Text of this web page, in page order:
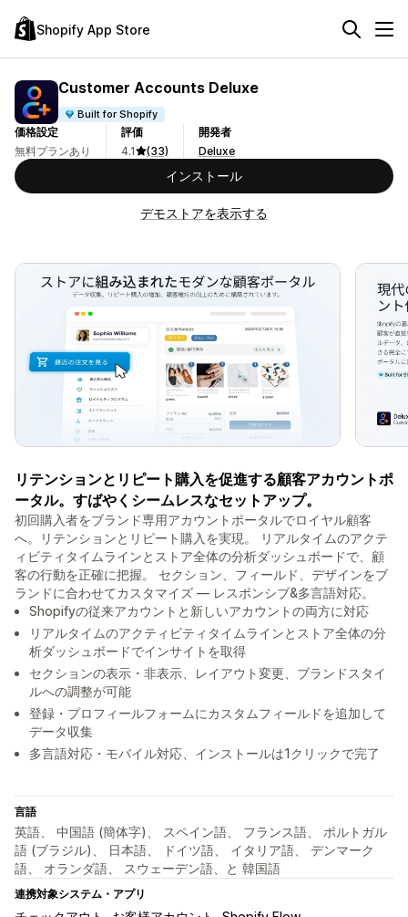
Shopify App Store
Customer Accounts Deluxe
Built for Shopify
価格設定
無料プランあり
評価
4.1
(33)
開発者
Deluxe
インストール
デモストアを表示する
リテンションとリピート購入を促進する顧客アカウントポ
ータル。すばやくシームレスなセットアップ。
初回購入者をブランド専用アカウントポータルでロイヤル顧客
へ。リテンションとリピート購入を実現。 リアルタイムのアクテ
ィビティタイムラインとストア全体の分析ダッシュボードで、顧
客の行動を正確に把握。 セクション、フィールド、デザインをブ
ランドに合わせてカスタマイズ — レスポンシブ&多言語対応。
Shopifyの従来アカウントと新しいアカウントの両方に対応
リアルタイムのアクティビティタイムラインとストア全体の分
析ダッシュボードでインサイトを取得
セクションの表示・非表示、レイアウト変更、ブランドスタイ
ルへの調整が可能
登録・プロフィールフォームにカスタムフィールドを追加して
データ収集
多言語対応・モバイル対応、インストールは1クリックで完了
言語
英語、 中国語 (簡体字)、 スペイン語、 フランス語、 ポルトガル
語 (ブラジル)、 日本語、 ドイツ語、 イタリア語、 デンマーク
語、 オランダ語、 スウェーデン語、と 韓国語
連携対象システム・アプリ